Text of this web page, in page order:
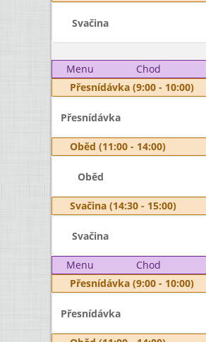
Svačina
Menu
Chod
Přesnídávka (9:00 - 10:00)
Přesnídávka
Oběd (11:00 - 14:00)
Oběd
Svačina (14:30 - 15:00)
Svačina
Menu Chod
Přesnídávka (9:00 - 10:00)
Přesnídávka